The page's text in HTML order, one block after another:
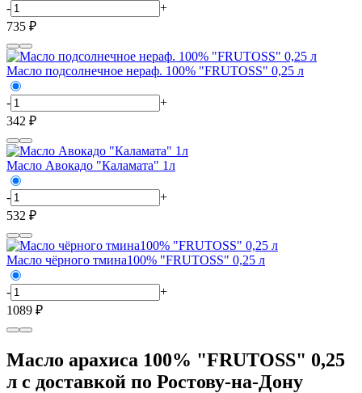
-
+
735 ₽
Масло подсолнечное нераф. 100% "FRUTOSS" 0,25 л
-
+
342 ₽
Масло Авокадо "Каламата" 1л
-
+
532 ₽
Масло чёрного тмина100% "FRUTOSS" 0,25 л
-
+
1089 ₽
Масло арахиса 100% "FRUTOSS" 0,25
л с доставкой по Ростову-на-Дону